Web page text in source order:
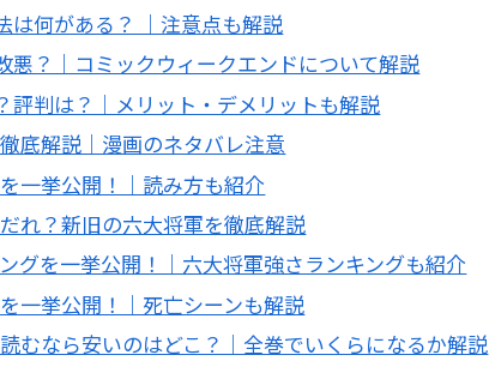
何がある？ ｜注意点も解説
？｜コミックウィークエンドについて解説
判は？｜メリット・デメリットも解説
底解説｜漫画のネタバレ注意
一挙公開！｜読み方も紹介
れ？新旧の六大将軍を徹底解説
グを一挙公開！｜六大将軍強さランキングも紹介
一挙公開！｜死亡シーンも解説
むなら安いのはどこ？｜全巻でいくらになるか解説